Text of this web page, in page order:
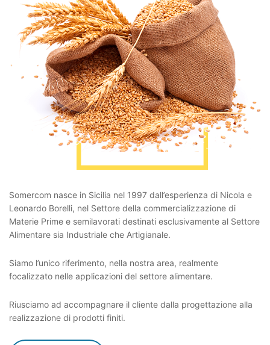
Somercom nasce in Sicilia nel 1997 dall’esperienza di Nicola e
Leonardo Borelli, nel Settore della commercializzazione di
Materie Prime e semilavorati destinati esclusivamente al Settore
Alimentare sia Industriale che Artigianale.
Siamo l’unico riferimento, nella nostra area, realmente
focalizzato nelle applicazioni del settore alimentare.
Riusciamo ad accompagnare il cliente dalla progettazione alla
realizzazione di prodotti finiti.